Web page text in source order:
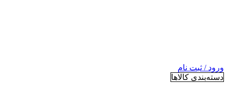
ورود / ثبت نام
دسته‌بندی کالاها